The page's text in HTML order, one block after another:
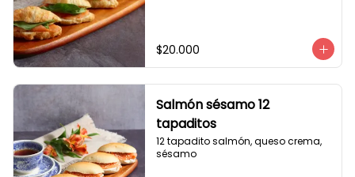
$20.000
Salmón sésamo 12
tapaditos
12 tapadito salmón, queso crema,
sésamo